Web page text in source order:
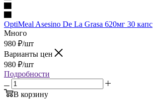
OptiMeal Asesino De La Grasa 620мг 30 капс
Много
980 ₽/шт
Варианты цен
980 ₽/шт
Подробности
В корзину